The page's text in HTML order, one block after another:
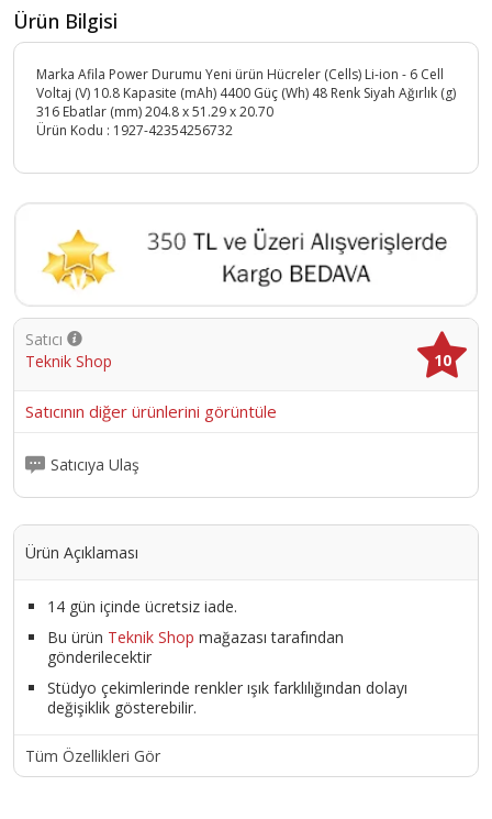
Ürün Bilgisi
Marka Afila Power Durumu Yeni ürün Hücreler (Cells) Li-ion - 6 Cell
Voltaj (V) 10.8 Kapasite (mAh) 4400 Güç (Wh) 48 Renk Siyah Ağırlık (g)
316 Ebatlar (mm) 204.8 x 51.29 x 20.70
Ürün Kodu : 1927-42354256732
Satıcı
Teknik Shop
10
Satıcının diğer ürünlerini görüntüle
Satıcıya Ulaş
Ürün Açıklaması
14 gün içinde ücretsiz iade.
Bu ürün Teknik Shop mağazası tarafından
gönderilecektir
Stüdyo çekimlerinde renkler ışık farklılığından dolayı
değişiklik gösterebilir.
Tüm Özellikleri Gör